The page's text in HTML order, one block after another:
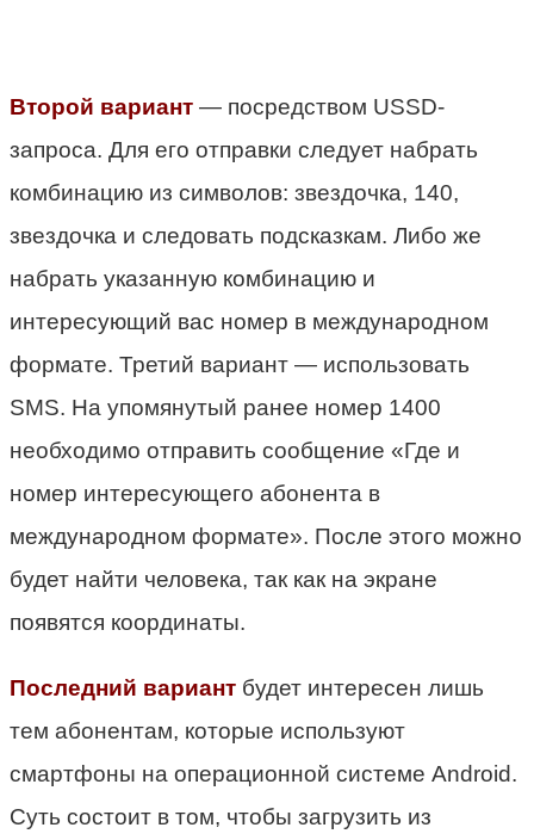
Второй вариант — посредством USSD-
запроса. Для его отправки следует набрать
комбинацию из символов: звездочка, 140,
звездочка и следовать подсказкам. Либо же
набрать указанную комбинацию и
интересующий вас номер в международном
формате. Третий вариант — использовать
SMS. На упомянутый ранее номер 1400
необходимо отправить сообщение «Где и
номер интересующего абонента в
международном формате». После этого можно
будет найти человека, так как на экране
появятся координаты.
Последний вариант будет интересен лишь
тем абонентам, которые используют
смартфоны на операционной системе Android.
Суть состоит в том, чтобы загрузить из